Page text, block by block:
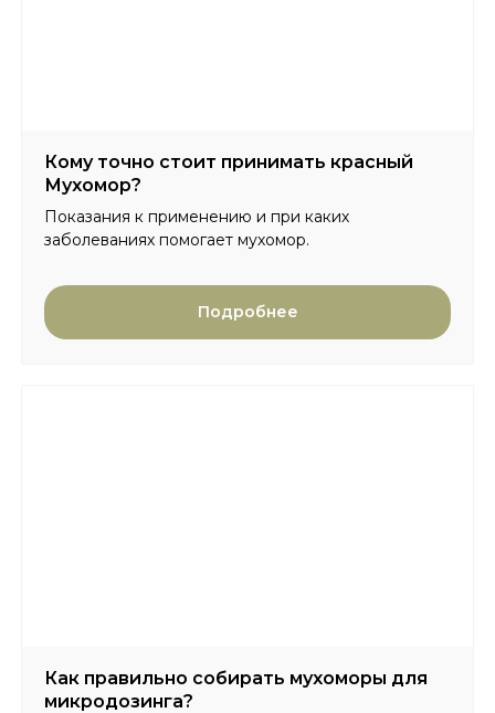
Кому точно стоит принимать красный
Мухомор?
Показания к применению и при каких
заболеваниях помогает мухомор.
Подробнее
Как правильно собирать мухоморы для
микродозинга?